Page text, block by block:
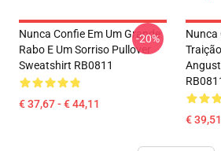
Nunca Confie Em Um Grande
Rabo E Um Sorriso Pullover
Sweatshirt RB0811
€ 37,67 - € 44,11
-20%
Nunca
€